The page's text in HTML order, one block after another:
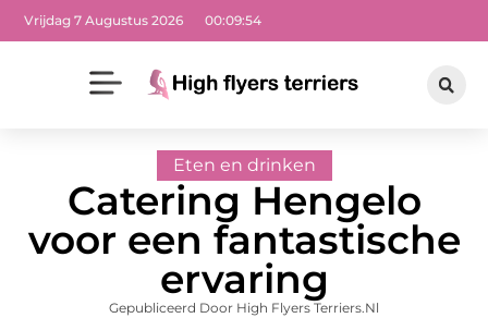
Vrijdag 7 Augustus 2026 00:09:54
Eten en drinken
Catering Hengelo
voor een fantastische
ervaring
Gepubliceerd Door High Flyers Terriers.nl